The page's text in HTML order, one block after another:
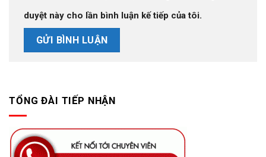
duyệt này cho lần bình luận kế tiếp của tôi.
TỔNG ĐÀI TIẾP NHẬN